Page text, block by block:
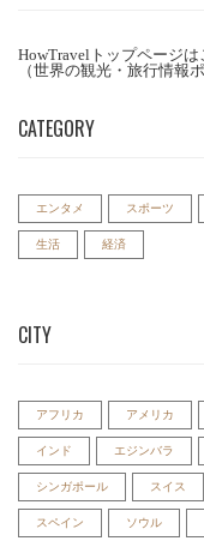
HowTravelトップページは
（世界の観光・旅行情報
CATEGORY
エンタメ スポーツ
生活 経済
CITY
アフリカ アメリカ
インド エジンバラ
シンガポール スイス
スペイン ソウル